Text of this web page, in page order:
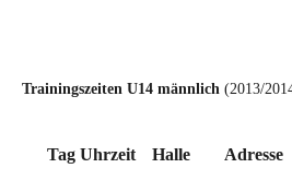
Trainingszeiten U14 männlich (2013/
Tag Uhrzeit Halle Adresse